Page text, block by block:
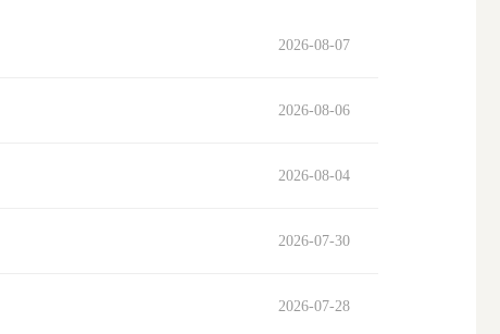
2026-08-07
2026-08-06
2026-08-04
2026-07-30
2026-07-28